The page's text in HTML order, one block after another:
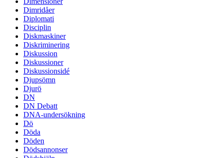
Dimridåer
Diplomati
Disciplin
Diskmaskiner
Diskriminering
Diskussion
Diskussioner
Diskussionsidé
Djupsömn
Djurö
DN
DN Debatt
DNA-undersökning
Dö
Döda
Döden
Dödsannonser